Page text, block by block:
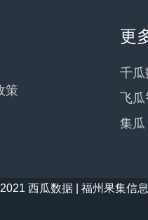
策
更
千瓜
飞
集瓜
西瓜数据 | 福州果集信